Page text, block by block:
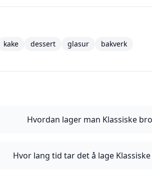
kake dessert glasur bakverk
Hvordan lager man Klassiske
Hvor lang tid tar det å lage